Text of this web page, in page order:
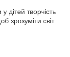
дітей творчість
зрозуміти світ